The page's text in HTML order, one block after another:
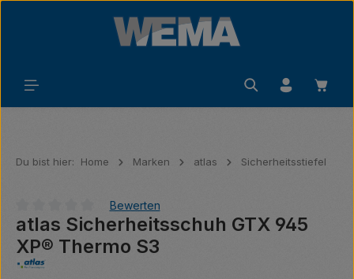
Zum Hauptinhalt springen
Du bist hier: Home Marken atlas Sicherheitsstiefel
Durchschnittliche Bewertung von 0 von 5 Sternen
Bewerten
atlas Sicherheitsschuh GTX 945
XP® Thermo S3